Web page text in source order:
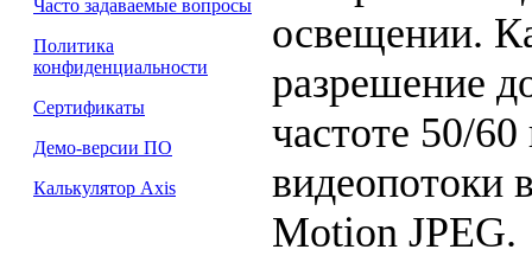
Часто задаваемые вопросы
Политика
конфиденциальности
Сертификаты
Демо-версии ПО
Калькулятор Axis
освещении.
разрешение
частоте 50/60
видеопотоки
Motion JPEG.